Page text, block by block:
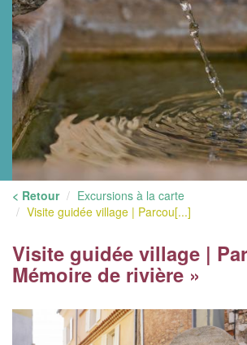
< Retour
Excursions à la carte
Visite guidée village | Parcou[...]
Visite guidée village |
Mémoire de rivière »